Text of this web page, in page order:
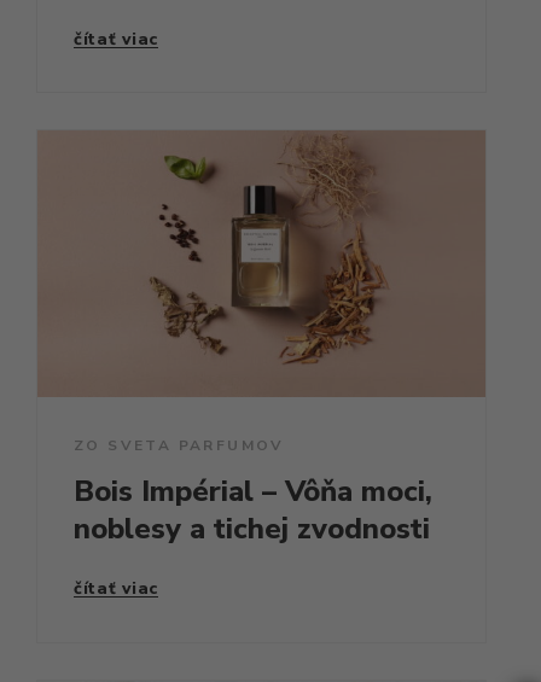
čítať viac
ZO SVETA PARFUMOV
Bois Impérial – Vôňa moci,
noblesy a tichej zvodnosti
čítať viac